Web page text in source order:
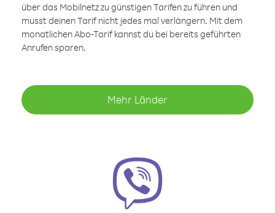
über das Mobilnetz zu günstigen Tarifen zu führen und
musst deinen Tarif nicht jedes mal verlängern. Mit dem
monatlichen Abo-Tarif kannst du bei bereits geführten
Anrufen sparen.
Mehr Länder